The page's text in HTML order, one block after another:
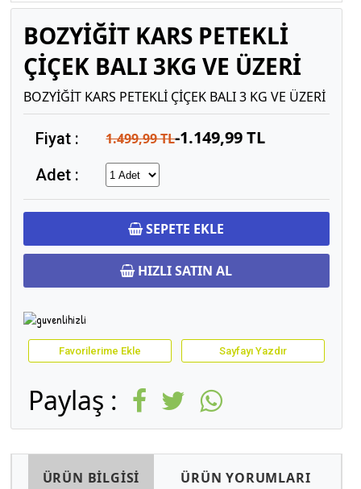
BOZYİĞİT KARS PETEKLİ
ÇİÇEK BALI 3KG VE ÜZERİ
BOZYİĞİT KARS PETEKLİ ÇİÇEK BALI 3 KG VE ÜZERİ
Fiyat : 1.499,99 TL-1.149,99 TL
Adet :
SEPETE EKLE
HIZLI SATIN AL
Favorilerime Ekle Sayfayı Yazdır
Paylaş :
ÜRÜN BİLGİSİ ÜRÜN YORUMLARI